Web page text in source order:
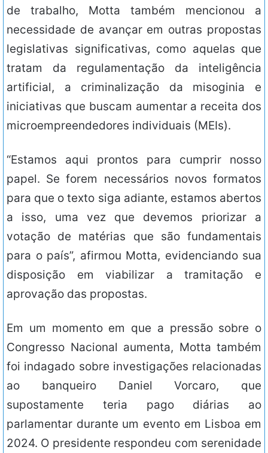
de trabalho, Motta também mencionou a
necessidade de avançar em outras propostas
legislativas significativas, como aquelas que
tratam da regulamentação da inteligência
artificial, a criminalização da misoginia e
iniciativas que buscam aumentar a receita dos
microempreendedores individuais (MEIs).
“Estamos aqui prontos para cumprir nosso
papel. Se forem necessários novos formatos
para que o texto siga adiante, estamos abertos
a isso, uma vez que devemos priorizar a
votação de matérias que são fundamentais
para o país”, afirmou Motta, evidenciando sua
disposição em viabilizar a tramitação e
aprovação das propostas.
Em um momento em que a pressão sobre o
Congresso Nacional aumenta, Motta também
foi indagado sobre investigações relacionadas
ao banqueiro Daniel Vorcaro, que
supostamente teria pago diárias ao
parlamentar durante um evento em Lisboa em
2024. O presidente respondeu com serenidade